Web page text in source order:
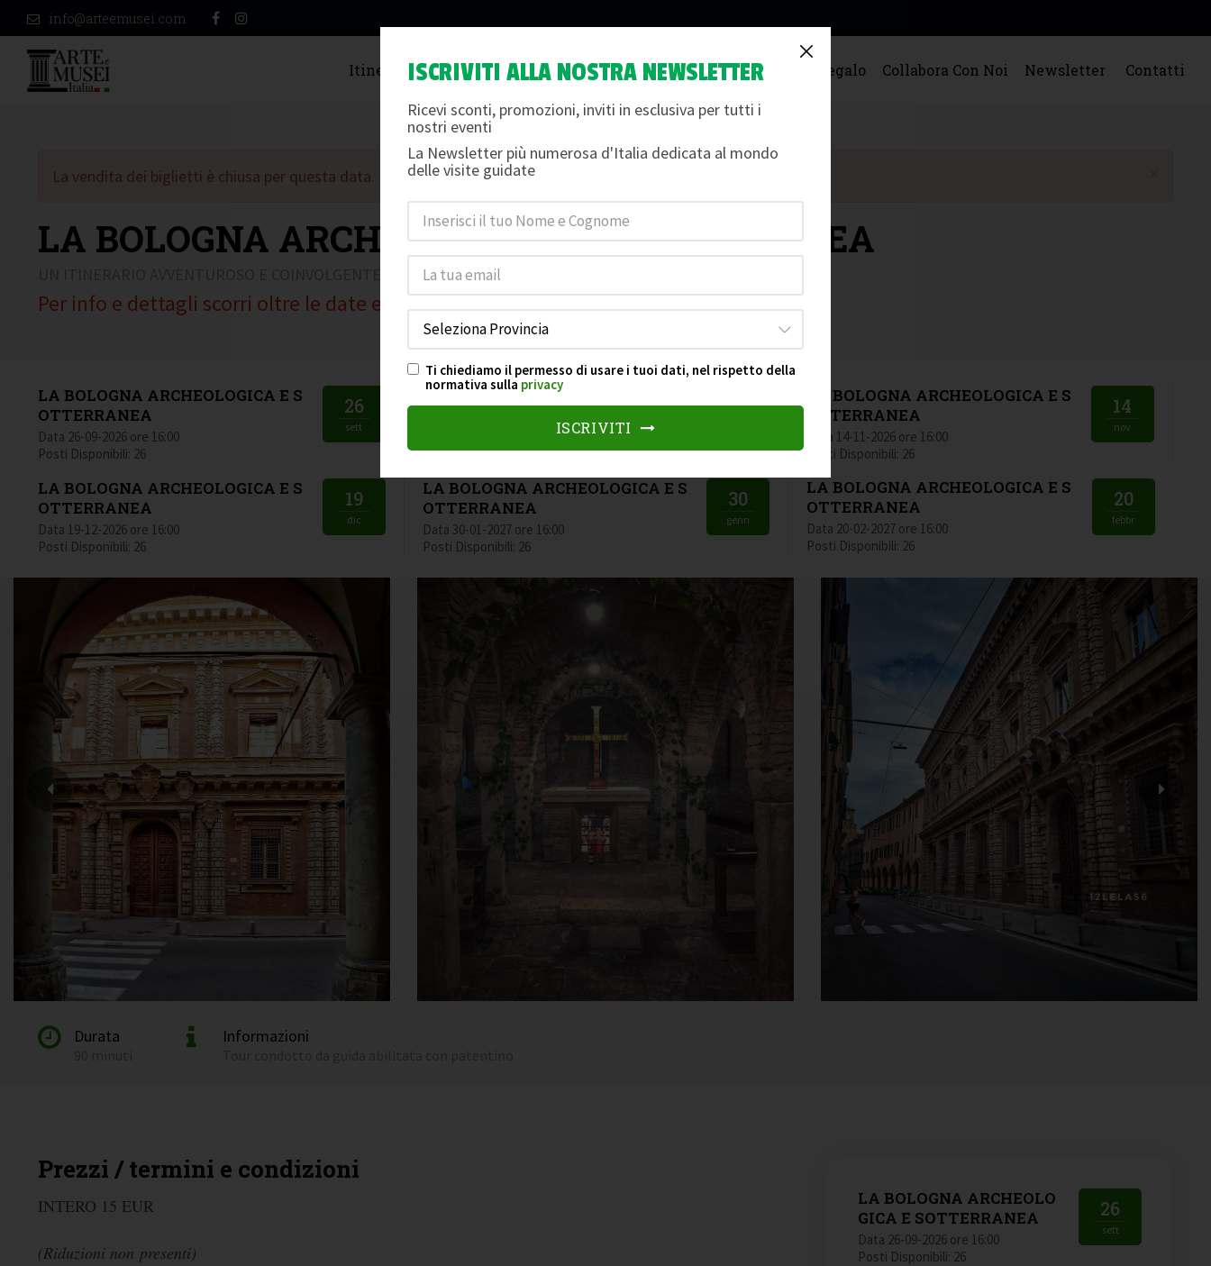
info@arteemusei.com
Itinerari Magazine Termini e condizioni Chi siamo Buono Regalo Collabora Con Noi Newsletter Contatti
La vendita dei biglietti è chiusa per questa data.
LA BOLOGNA ARCHEOLOGICA E SOTTERRANEA
Per info e dettagli scorri oltre le date e le foto
LA BOLOGNA ARCHEOLOGICA E S
OTTERRANEA
Data 26-09-2026 ore 16:00
Posti Disponibili: 26
26
sett
LA BOLOGNA ARCHEOLOGICA E S
Data 24-10-2026 ore 16:00
Posti Disponibili: 26
24
LA BOLOGNA ARCHEOLOGICA E S
OTTERRANEA
Data 14-11-2026 ore 16:00
Posti Disponibili: 26
14
nov
LA BOLOGNA ARCHEOLOGICA E S
OTTERRANEA
Data 19-12-2026 ore 16:00
Posti Disponibili: 26
19
dic
LA BOLOGNA ARCHEOLOGICA E S
OTTERRANEA
Data 30-01-2027 ore 16:00
Posti Disponibili: 26
30
genn
LA BOLOGNA ARCHEOLOGICA E S
OTTERRANEA
Data 20-02-2027 ore 16:00
Posti Disponibili: 26
20
febbr
Durata Informazioni
Prezzi / termini e condizioni
INTERO 15 EUR
(Riduzioni non presenti)
LA BOLOGNA ARCHEOLO
GICA E SOTTERRANEA
Data 26-09-2026 ore 16:00
Posti Disponibili: 26
26
sett
ISCRIVITI ALLA NOSTRA NEWSLETTER
Ricevi sconti, promozioni, inviti in esclusiva per tutti i
nostri eventi
La Newsletter più numerosa d'Italia dedicata al mondo
delle visite guidate
Ti chiediamo il permesso di usare i tuoi dati, nel rispetto della
normativa sulla privacy
ISCRIVITI